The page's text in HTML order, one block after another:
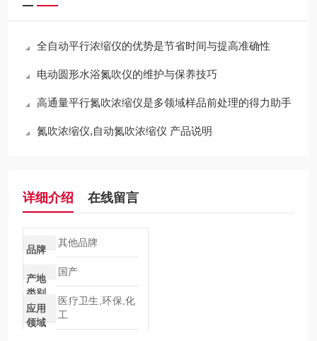
全自动平行浓缩仪的优势是节省时间与提高准确性
电动圆形水浴氮吹仪的维护与保养技巧
高通量平行氮吹浓缩仪是多领域样品前处理的得力助手
氮吹浓缩仪,自动氮吹浓缩仪 产品说明
详细介绍 在线留言
品牌
其他品牌
产地
类别
国产
应用
领域
医疗卫生,环保,化
工